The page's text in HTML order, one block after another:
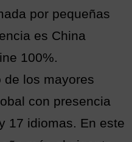
por pequeñas
es China
100%.
de los mayores
con presencia
17 idiomas. En este